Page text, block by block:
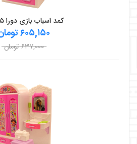
کمد اسباب بازی دورا ۵۵۵۵
۶۰۵,۱۵۰ تومان
۶۳۷,۰۰۰ تومان